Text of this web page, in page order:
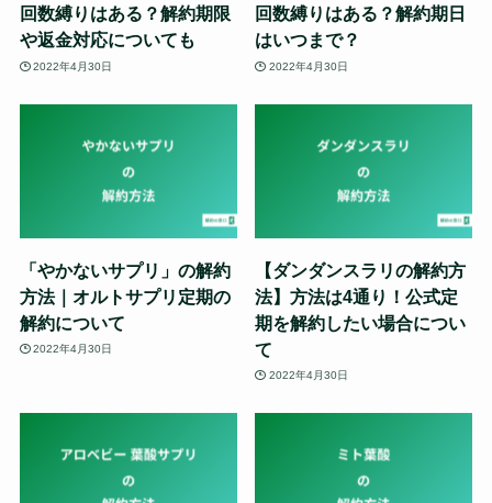
回数縛りはある？解約期限
や返金対応についても
2022年4月30日
回数縛りはある？解約期日
はいつまで？
2022年4月30日
「やかないサプリ」の解約
方法｜オルトサプリ定期の
解約について
2022年4月30日
【ダンダンスラリの解約方
法】方法は4通り！公式定
期を解約したい場合につい
て
2022年4月30日